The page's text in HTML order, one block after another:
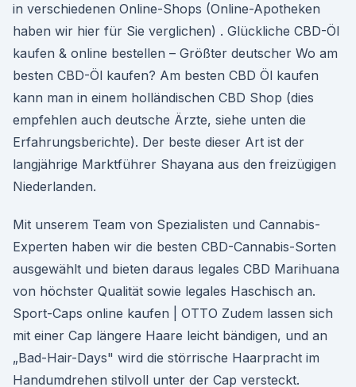
in verschiedenen Online-Shops (Online-Apotheken
haben wir hier für Sie verglichen) . Glückliche CBD-Öl
kaufen & online bestellen – Größter deutscher Wo am
besten CBD-Öl kaufen? Am besten CBD Öl kaufen
kann man in einem holländischen CBD Shop (dies
empfehlen auch deutsche Ärzte, siehe unten die
Erfahrungsberichte). Der beste dieser Art ist der
langjährige Marktführer Shayana aus den freizügigen
Niederlanden.
Mit unserem Team von Spezialisten und Cannabis-
Experten haben wir die besten CBD-Cannabis-Sorten
ausgewählt und bieten daraus legales CBD Marihuana
von höchster Qualität sowie legales Haschisch an.
Sport-Caps online kaufen | OTTO Zudem lassen sich
mit einer Cap längere Haare leicht bändigen, und an
„Bad-Hair-Days" wird die störrische Haarpracht im
Handumdrehen stilvoll unter der Cap versteckt.